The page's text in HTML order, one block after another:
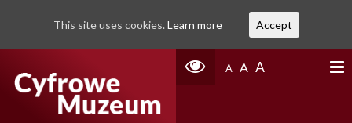
A A A
This site uses cookies. Learn more Accept